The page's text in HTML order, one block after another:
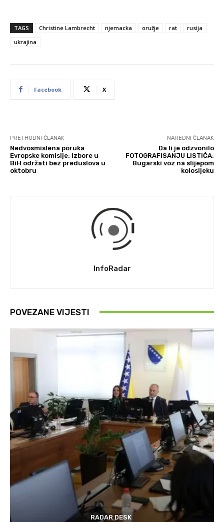
TAGS Christine Lambrecht njemacka oružje rat
rusija
ukrajina
Facebook X
PRETHODNI ČLANAK
Nedvosmislena poruka
Evropske komisije: Izbore u
BiH održati bez preduslova u
oktobru
NAREDNI ČLANAK
Da li je odzvonilo
FOTOGRAFISANJU LISTIĆA:
Bugarski voz na slijepom
kolosijeku
InfoRadar
POVEZANE VIJESTI
RADAR DESK